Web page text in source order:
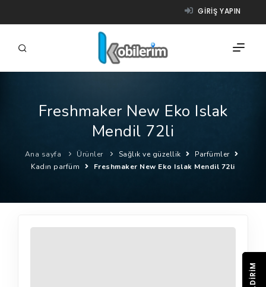
GIRIŞ YAPIN
FIRMALAR
ÜRÜNLER
NASIL ÇALIŞIR?
YARDIM
Freshmaker New Eko Islak
Mendil 72li
Ana sayfa Ürünler Sağlık ve güzellik
Parfümler
Kadın parfüm
Freshmaker New Eko Islak Mendil 72li
BILDIRIM